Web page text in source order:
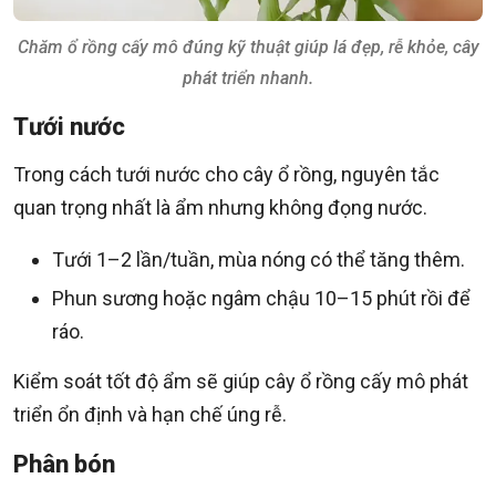
Chăm ổ rồng cấy mô đúng kỹ thuật giúp lá đẹp, rễ khỏe, cây
phát triển nhanh.
Tưới nước
Trong cách tưới nước cho cây ổ rồng, nguyên tắc
quan trọng nhất là ẩm nhưng không đọng nước.
Tưới 1–2 lần/tuần, mùa nóng có thể tăng thêm.
Phun sương hoặc ngâm chậu 10–15 phút rồi để
ráo.
Kiểm soát tốt độ ẩm sẽ giúp cây ổ rồng cấy mô phát
triển ổn định và hạn chế úng rễ.
Phân bón